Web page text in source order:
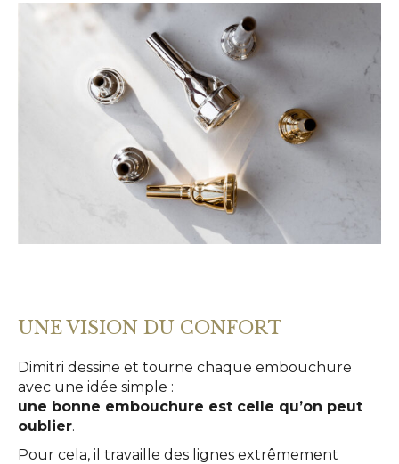
UNE VISION DU CONFORT
Dimitri dessine et tourne chaque embouchure
avec une idée simple :
une bonne embouchure est celle qu’on peut
oublier.
Pour cela, il travaille des lignes extrêmement